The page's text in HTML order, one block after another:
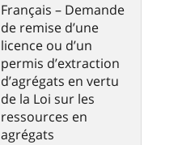
Français – Demande
de remise d’une
licence ou d’un
permis d’extraction
d’agrégats en vertu
de la Loi sur les
ressources en
agrégats